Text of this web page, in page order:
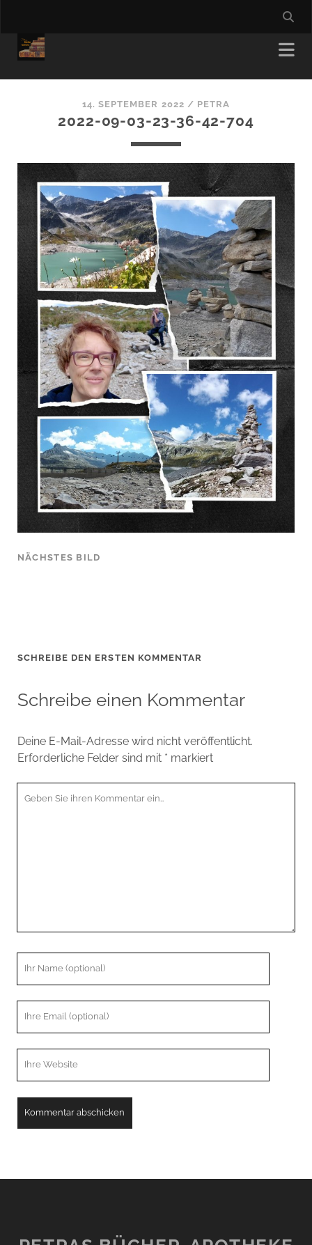
14. SEPTEMBER 2022 / PETRA
2022-09-03-23-36-42-704
NÄCHSTES BILD
SCHREIBE DEN ERSTEN KOMMENTAR
Schreibe einen Kommentar
Deine E-Mail-Adresse wird nicht veröffentlicht.
Erforderliche Felder sind mit * markiert